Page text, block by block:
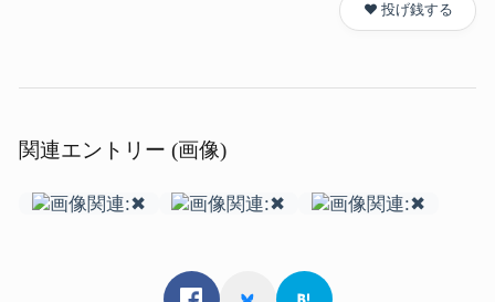
❤️ 投げ銭する
関連エントリー (画像)